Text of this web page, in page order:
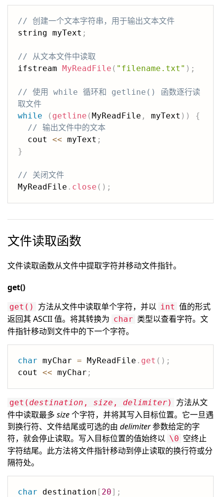
// 创建一个文本字符串，用于输出文本文件
string myText ;
// 从文本文件中读取
ifstream MyReadFile ( "filename.txt" ) ;
// 使用 while 循环和 getline() 函数逐行读
取文件
while
( getline (MyReadFile , myText ) )
{
// 输出文件中的文本
  cout
<< myText ;
}
// 关闭文件
MyReadFile . close ( ) ;
文件读取函数
文件读取函数从文件中提取字符并移动文件指针。
get()
get() 方法从文件中读取单个字符，并以 int 值的形式
返回其 ASCII 值。将其转换为 char 类型以查看字符。文
件指针移动到文件中的下一个字符。
char myChar = MyReadFile . get ( ) ;
cout << myChar ;
get( destination , size , delimiter)
方法从文
件中读取最多 size个字符，并将其写入目标位置。它一旦遇
到换行符、文件结尾或可选的由 delimiter参数给定的字
符，就会停止读取。写入目标位置的值始终以 \0 空终止
字符结尾。此方法将文件指针移动到停止读取的换行符或分
隔符处。
char destination [ 20] ;